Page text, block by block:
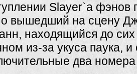
Slayer`a фэнов
вышедший на сцену
находящийся до сих
из-за укуса паука, и
два номера